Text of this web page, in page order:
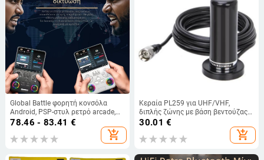
Global Battle φορητή κονσόλα
Android, PSP-στυλ ρετρό arcade,
J36 Ultra Cross
78.46 - 83.41 €
add_shopping_cart
Κεραία PL259 για UHF/VHF,
διπλής ζώνης με βάση βεντούζας
και σύνδεσμο PL259, εμβέλεια 10–
30.01 €
add_shopping_cart